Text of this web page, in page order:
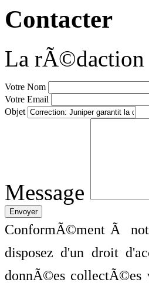
Contacter
La rÃ©daction
Votre Nom
Votre Email
Objet
Message
ConformÃ©ment Ã
disposez d'un droit
donnÃ©es collectÃ©es